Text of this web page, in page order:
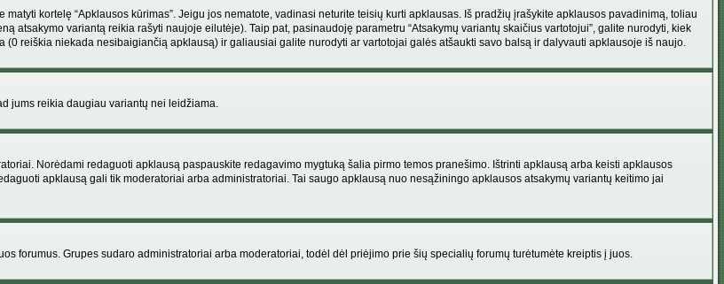
kortelę “Apklausos kūrimas”. Jeigu jos nematote, vadinasi neturite teisių kurti apklausas. Iš pradžių įrašykite apklausos pavadinimą, toliau
atsakymo variantą reikia rašyti naujoje eilutėje). Taip pat, pasinaudoję parametru “Atsakymų variantų skaičius vartotojui”, galite nurodyti, kiek
reiškia niekada nesibaigiančią apklausą) ir galiausiai galite nurodyti ar vartotojai galės atšaukti savo balsą ir dalyvauti apklausoje iš naujo.
jums reikia daugiau variantų nei leidžiama.
Norėdami redaguoti apklausą paspauskite redagavimo mygtuką šalia pirmo temos pranešimo. Ištrinti apklausą arba keisti apklausos
apklausą gali tik moderatoriai arba administratoriai. Tai saugo apklausą nuo nesąžiningo apklausos atsakymų variantų keitimo jai
forumus. Grupes sudaro administratoriai arba moderatoriai, todėl dėl priėjimo prie šių specialių forumų turėtumėte kreiptis į juos.